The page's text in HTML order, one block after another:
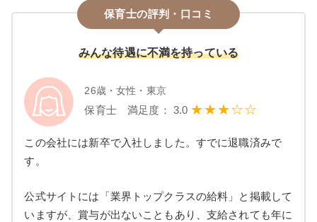
保育士の評判・口コミ
みんな待遇に不満を持っている
26歳・女性・東京
保育士 満足度： 3.0 ★★★☆☆
この会社には新卒で入社しました。すでに退職済みで
す。
公式サイトには「業界トップクラスの給料」と掲載して
いますが、賞与が出ないこともあり、支給されても年に